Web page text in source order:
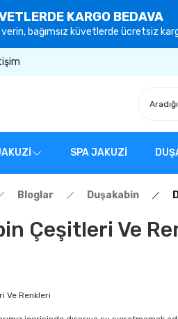
KARGO BEDAVA
bağımsız küvetlerde ücretsiz
SPA JAKUZİ
Bloglar Duşakabin
Çeşitleri Ve